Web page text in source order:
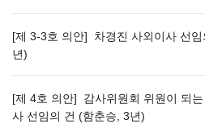
[제 3-3호 의안] 차경진 사외이사 선임
년)
[제 4호 의안] 감사위원회 위원이 되는
사 선임의 건 (함춘승, 3년)